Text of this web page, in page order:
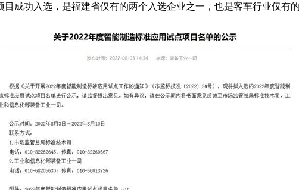
成功入选，是福建省仅有的两个入选企业之一，也是客车行业仅有